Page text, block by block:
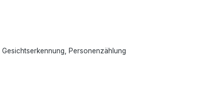
Personenzählung